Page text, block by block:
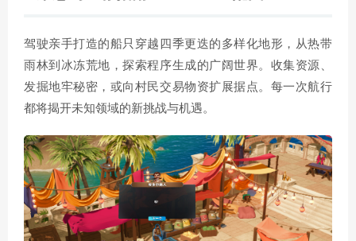
驾驶亲手打造的船只穿越四季更迭的多样化地形，从热带
雨林到冰冻荒地，探索程序生成的广阔世界。收集资源、
发掘地牢秘密，或向村民交易物资扩展据点。每一次航行
都将揭开未知领域的新挑战与机遇。